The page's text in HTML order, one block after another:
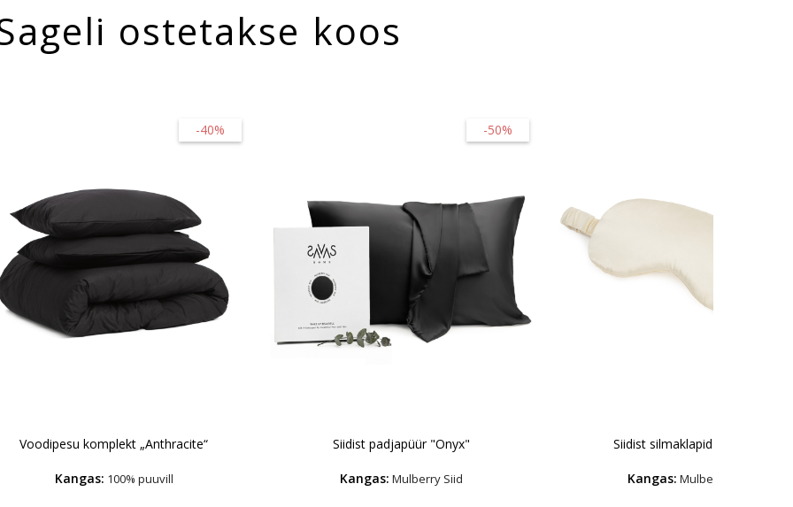
ostetakse koos
-40%
Voodipesu komplekt „Anthracite“
Kangas: 100% puuvill
-50%
Siidist padjapüür "Onyx"
Kangas: Mulberry Siid
Siidist silmaklapid "Cream"
Kangas: Mulberry Siid